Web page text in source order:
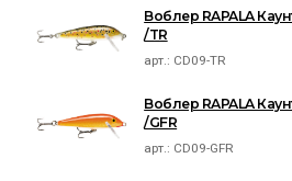
Воблер RAPALA
/TR
арт.: CD09-TR
Воблер RAPALA
/GFR
арт.: CD09-GFR